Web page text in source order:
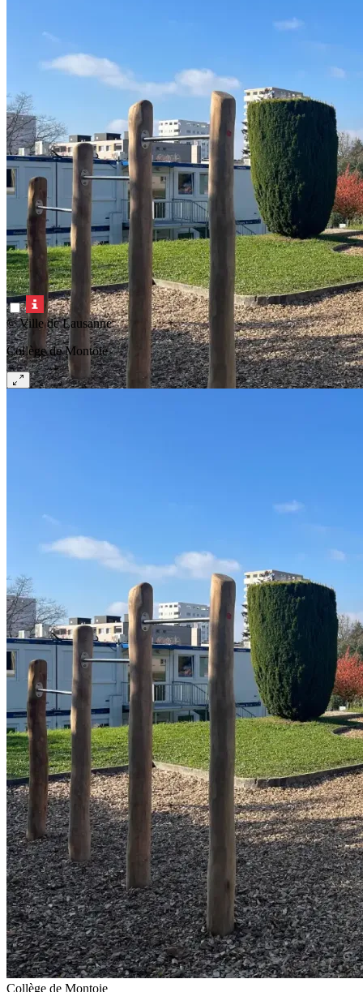
© Ville de Lausanne
Collège de Montoie
Collège de Montoie